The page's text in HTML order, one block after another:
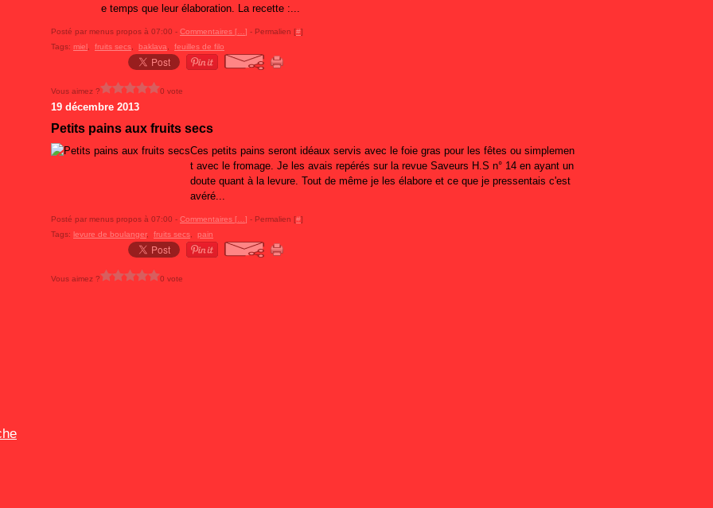
e temps que leur élaboration. La recette :...
Posté par menus propos à 07:00 - Commentaires [ ] - Permalien [#]
Tags: miel fruits secs baklava feuilles de filo
Vous aimez ? 0 vote
19 décembre 2013
Petits pains aux fruits secs
Ces petits pains seront idéaux servis avec le foie gras pour les fêtes ou simplemen
t avec le fromage. Je les avais repérés sur la revue Saveurs H.S n° 14 en ayant un
doute quant à la levure. Tout de même je les élabore et ce que je pressentais c'est
avéré...
Posté par menus propos à 07:00 - Commentaires [ ] - Permalien [#]
Tags: levure de boulanger, fruits secs pain
Vous aimez ? 0 vote